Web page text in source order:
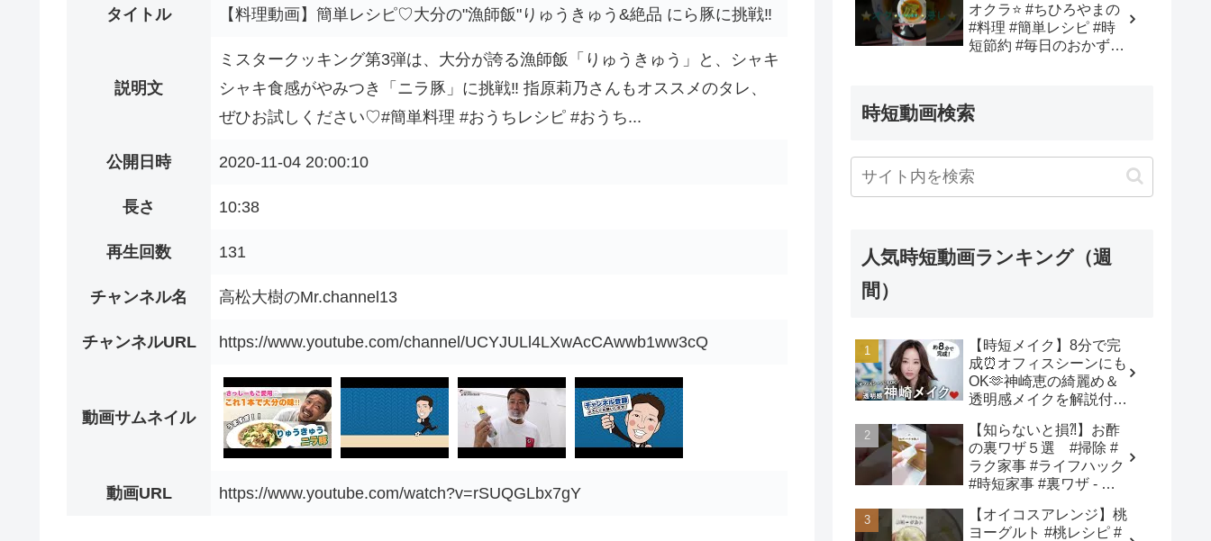
タイトル 【料理動画】簡単レシピ♡大分の"漁師飯"りゅうきゅう&絶品 にら豚に挑戦‼️
説明文
ミスタークッキング第3弾は、大分が誇る漁師飯「りゅうきゅう」と、シャキ
シャキ食感がやみつき「ニラ豚」に挑戦‼️ 指原莉乃さんもオススメのタレ、
ぜひお試しください♡#簡単料理 #おうちレシピ #おうち...
公開日時 2020-11-04 20:00:10
長さ 10:38
再生回数 131
チャンネル名 高松大樹のMr.channel13
チャンネルURL https://www.youtube.com/channel/UCYJULl4LXwAcCAwwb1ww3cQ
動画サムネイル
動画URL https://www.youtube.com/watch?v=rSUQGLbx7gY
オクラ⭐️ #ちひろやまの
#料理 #簡単レシピ #時
短節約 #毎日のおかず#
時短動画検索
人気時短動画ランキング（週
間）
【時短メイク】8分で完
成⏰オフィスシーンにも
OK🫶神崎恵の綺麗め＆
透明感メイクを解説付き
恵 / Megumi Kanzaki
【知らないと損⁈】お酢
の裏ワザ５選 #掃除 #
ラク家事 #ライフハック
#時短家事 #裏ワザ - さ
ラク家事ハック
【オイコスアレンジ】桃
ヨーグルト #桃レシピ #